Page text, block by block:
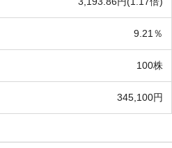
9.21％
100株
345,100円